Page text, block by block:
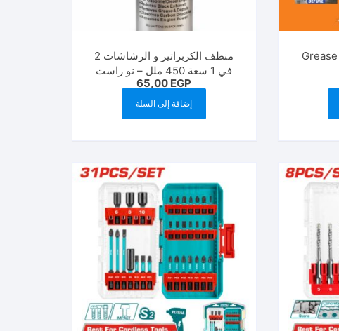
مزيل شحوم ٤٠٠ مللي Grease
منظف الكربراتير و الرشاشات 2
في 1 سعة 450 ملل – نو راست
65,00 EGP
إضافة إلى السلة